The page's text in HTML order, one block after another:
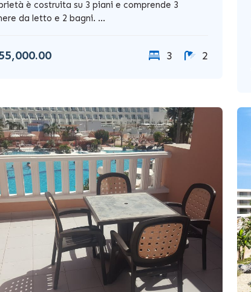
è costruita su 3 piani e comprende 3
da letto e 2 bagni. ...
3 2